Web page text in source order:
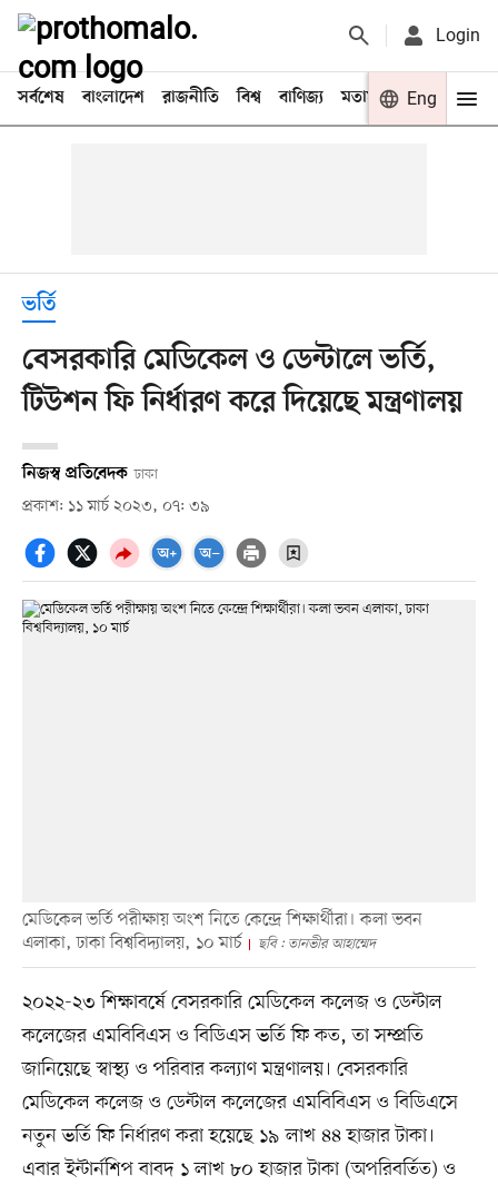
Login
সর্বশেষ বাংলাদেশ রাজনীতি বিশ্ব বাণিজ্য মতামত খেলা
Eng
ভর্তি
বেসরকারি মেডিকেল ও ডেন্টালে ভর্তি,
টিউশন ফি নির্ধারণ করে দিয়েছে মন্ত্রণালয়
নিজস্ব প্রতিবেদক ঢাকা
প্রকাশ: ১১ মার্চ ২০২৩, ০৭: ৩৯
মেডিকেল ভর্তি পরীক্ষায় অংশ নিতে কেন্দ্রে শিক্ষার্থীরা। কলা ভবন
এলাকা, ঢাকা বিশ্ববিদ্যালয়, ১০ মার্চ
ছবি : তানভীর আহাম্মেদ
২০২২-২৩ শিক্ষাবর্ষে বেসরকারি মেডিকেল কলেজ ও ডেন্টাল
কলেজের এমবিবিএস ও বিডিএস ভর্তি ফি কত, তা সম্প্রতি
জানিয়েছে স্বাস্থ্য ও পরিবার কল্যাণ মন্ত্রণালয়। বেসরকারি
মেডিকেল কলেজ ও ডেন্টাল কলেজের এমবিবিএস ও বিডিএসে
নতুন ভর্তি ফি নির্ধারণ করা হয়েছে ১৯ লাখ ৪৪ হাজার টাকা।
এবার ইন্টার্নশিপ বাবদ ১ লাখ ৮০ হাজার টাকা (অপরিবর্তিত) ও